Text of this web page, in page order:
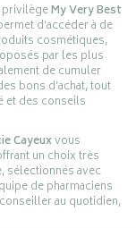
privilègeMy Very Best
d’accéder à de
cosmétiques,
par les plus
de cumuler
bons d’achat, tout
et des conseils
Cayeuxvous
un choix très
sélectionnés avec
de pharmaciens
au quotidien,